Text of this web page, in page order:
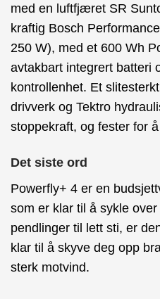
med en luftfjæret SR
kraftig Bosch
250 W), med et 600 Wh
avtakbart integrert batteri
kontrollenhet. Et
drivverk og Tektro
stoppekraft, og fester for
Det siste ord
Powerfly+ 4 er en
som er klar til å sykle
pendlinger til lett sti, er
klar til å skyve deg opp
sterk motvind.